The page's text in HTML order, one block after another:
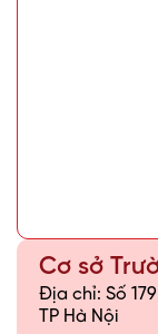
Cơ sở
Địa chỉ: Số
TP Hà Nội